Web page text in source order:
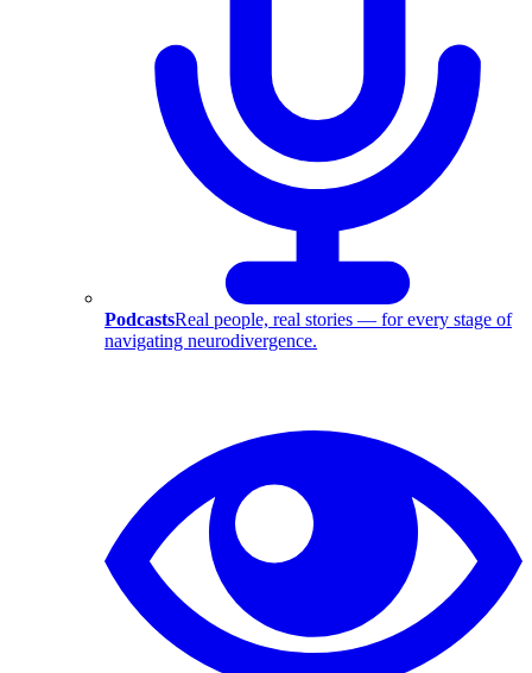
PodcastsReal people, real stories — for every stage of
navigating neurodivergence.